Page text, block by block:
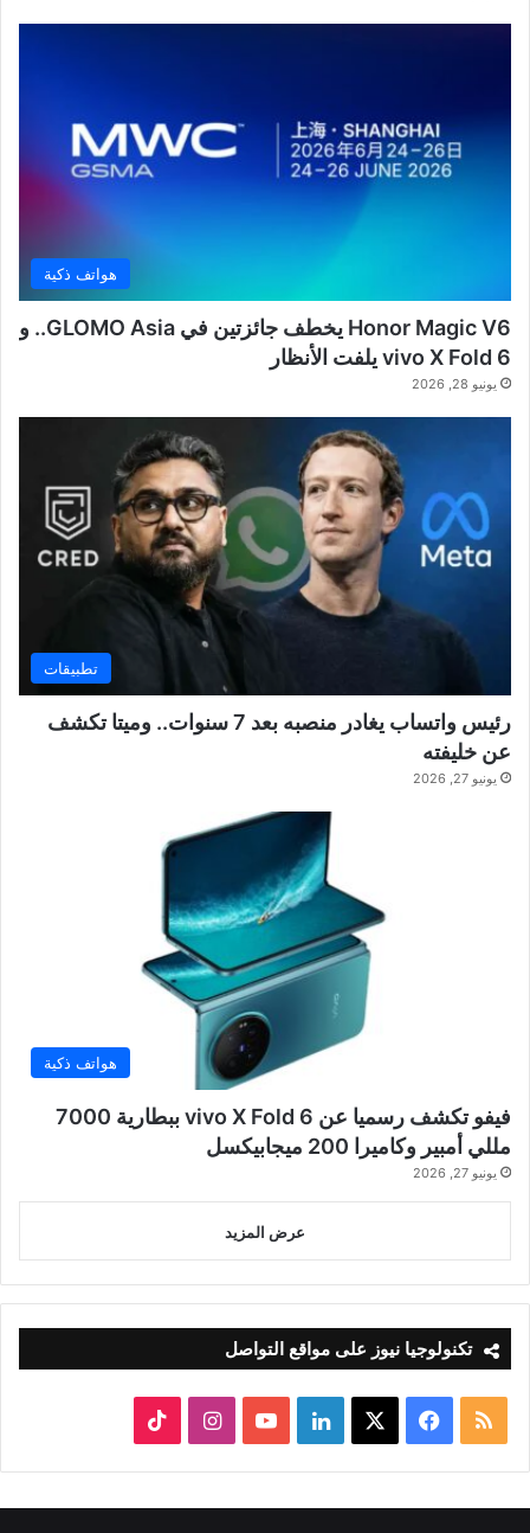
هواتف ذكية
Honor Magic V6 يخطف جائزتين في GLOMO Asia.. و
vivo X Fold 6 يلفت الأنظار
يونيو 28, 2026
تطبيقات
رئيس واتساب يغادر منصبه بعد 7 سنوات.. وميتا تكشف
عن خليفته
يونيو 27, 2026
هواتف ذكية
فيفو تكشف رسميا عن vivo X Fold 6 ببطارية 7000
مللي أمبير وكاميرا 200 ميجابيكسل
يونيو 27, 2026
عرض المزيد
تكنولوجيا نيوز على مواقع التواصل
ملخص
الموقع
RSS
فيسبوك لينكدإن‫YouTubeانستقرام